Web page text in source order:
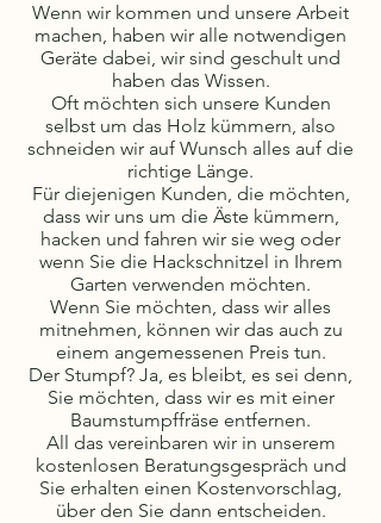
Wenn wir kommen und unsere Arbeit
machen, haben wir alle notwendigen
Geräte dabei, wir sind geschult und
haben das Wissen.
Oft möchten sich unsere Kunden
selbst um das Holz kümmern, also
schneiden wir auf Wunsch alles auf die
richtige Länge.
Für diejenigen Kunden, die möchten,
dass wir uns um die Äste kümmern,
hacken und fahren wir sie weg oder
wenn Sie die Hackschnitzel in Ihrem
Garten verwenden möchten.
Wenn Sie möchten, dass wir alles
mitnehmen, können wir das auch zu
einem angemessenen Preis tun.
Der Stumpf? Ja, es bleibt, es sei denn,
Sie möchten, dass wir es mit einer
Baumstumpffräse entfernen.
All das vereinbaren wir in unserem
kostenlosen Beratungsgespräch und
Sie erhalten einen Kostenvorschlag,
über den Sie dann entscheiden.